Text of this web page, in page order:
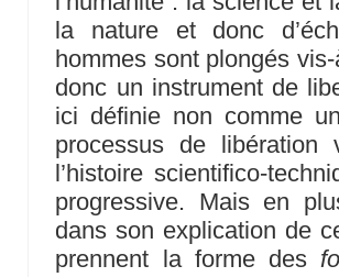
la nature et donc
hommes sont plongés
donc un instrument de
ici définie non comme
processus de libération
l’histoire scientifico-
progressive. Mais en
dans son explication de
prennent la forme des